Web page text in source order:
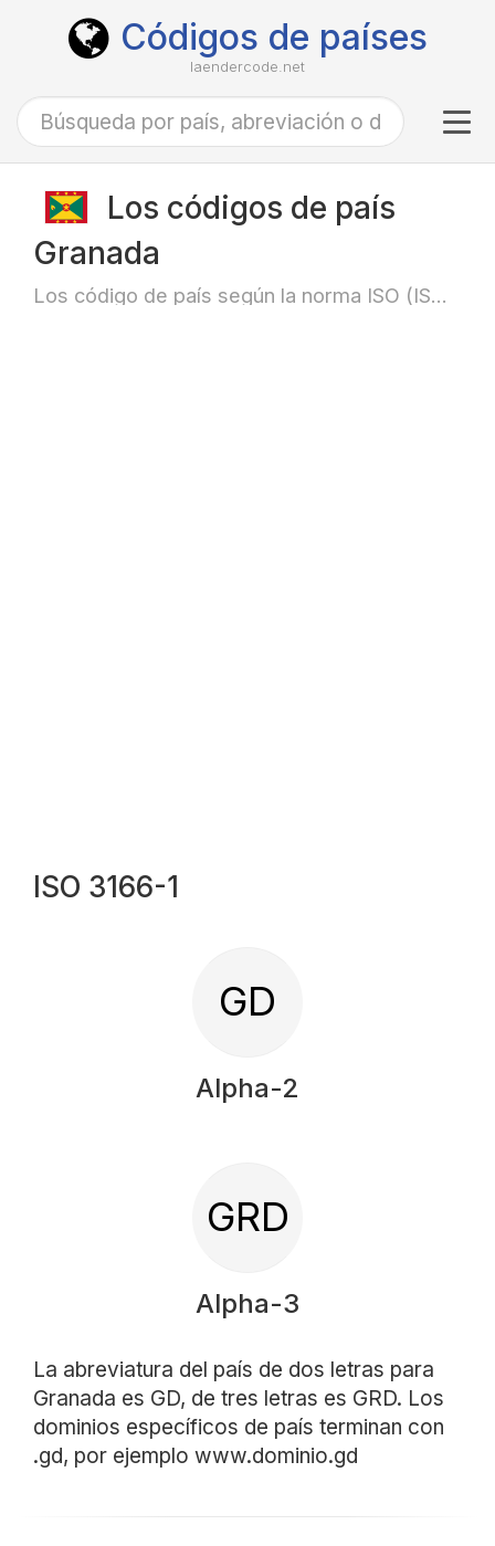
Códigos de países
laendercode.net
Los códigos de país
Granada
Los código de país según la norma ISO (ISO-3166)
ISO 3166-1
GD
Alpha-2
GRD
Alpha-3
La abreviatura del país de dos letras para
Granada es GD, de tres letras es GRD. Los
dominios específicos de país terminan con
.gd, por ejemplo www.dominio.gd